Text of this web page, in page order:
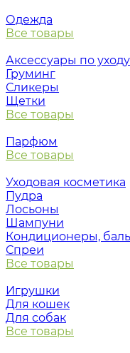
Одежда
Все товары
Аксессуары по уходу
Груминг
Сликеры
Щетки
Все товары
Парфюм
Все товары
Уходовая косметика
Пудра
Лосьоны
Шампуни
Кондиционеры,
Спреи
Все товары
Игрушки
Для кошек
Для собак
Все товары